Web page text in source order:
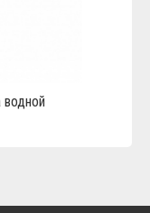
водной